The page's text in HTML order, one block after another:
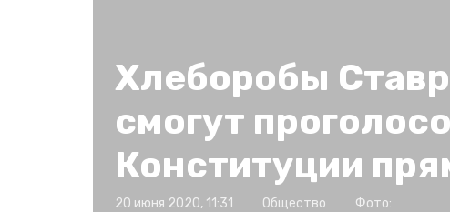
Хлеборобы
смогут
Конституции
20 июня 2020, 11:31 Общество Фото: